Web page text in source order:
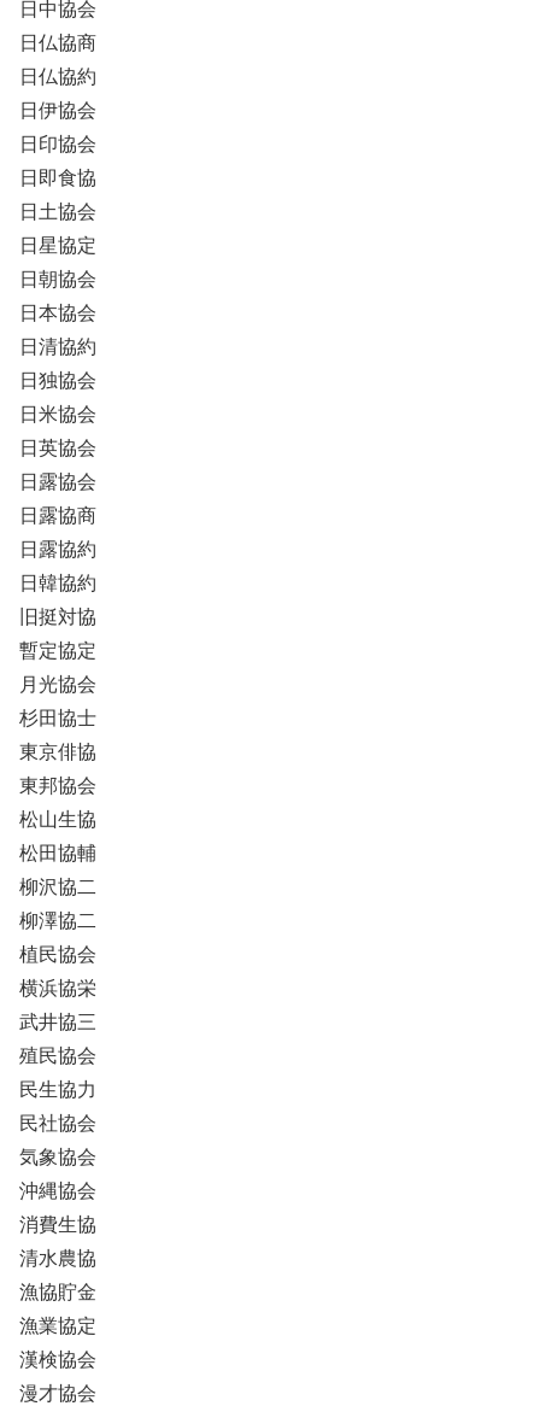
日中協会
日仏協商
日仏協約
日伊協会
日印協会
日即食協
日土協会
日星協定
日朝協会
日本協会
日清協約
日独協会
日米協会
日英協会
日露協会
日露協商
日露協約
日韓協約
旧挺対協
暫定協定
月光協会
杉田協士
東京俳協
東邦協会
松山生協
松田協輔
柳沢協二
柳澤協二
植民協会
横浜協栄
武井協三
殖民協会
民生協力
民社協会
気象協会
沖縄協会
消費生協
清水農協
漁協貯金
漁業協定
漢検協会
漫才協会